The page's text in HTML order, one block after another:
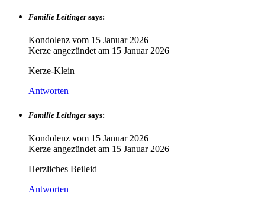
Familie Leitinger says:
Kondolenz vom 15 Januar 2026
Kerze angezündet am 15 Januar 2026
Kerze-Klein
Antworten
Familie Leitinger says:
Kondolenz vom 15 Januar 2026
Kerze angezündet am 15 Januar 2026
Herzliches Beileid
Antworten